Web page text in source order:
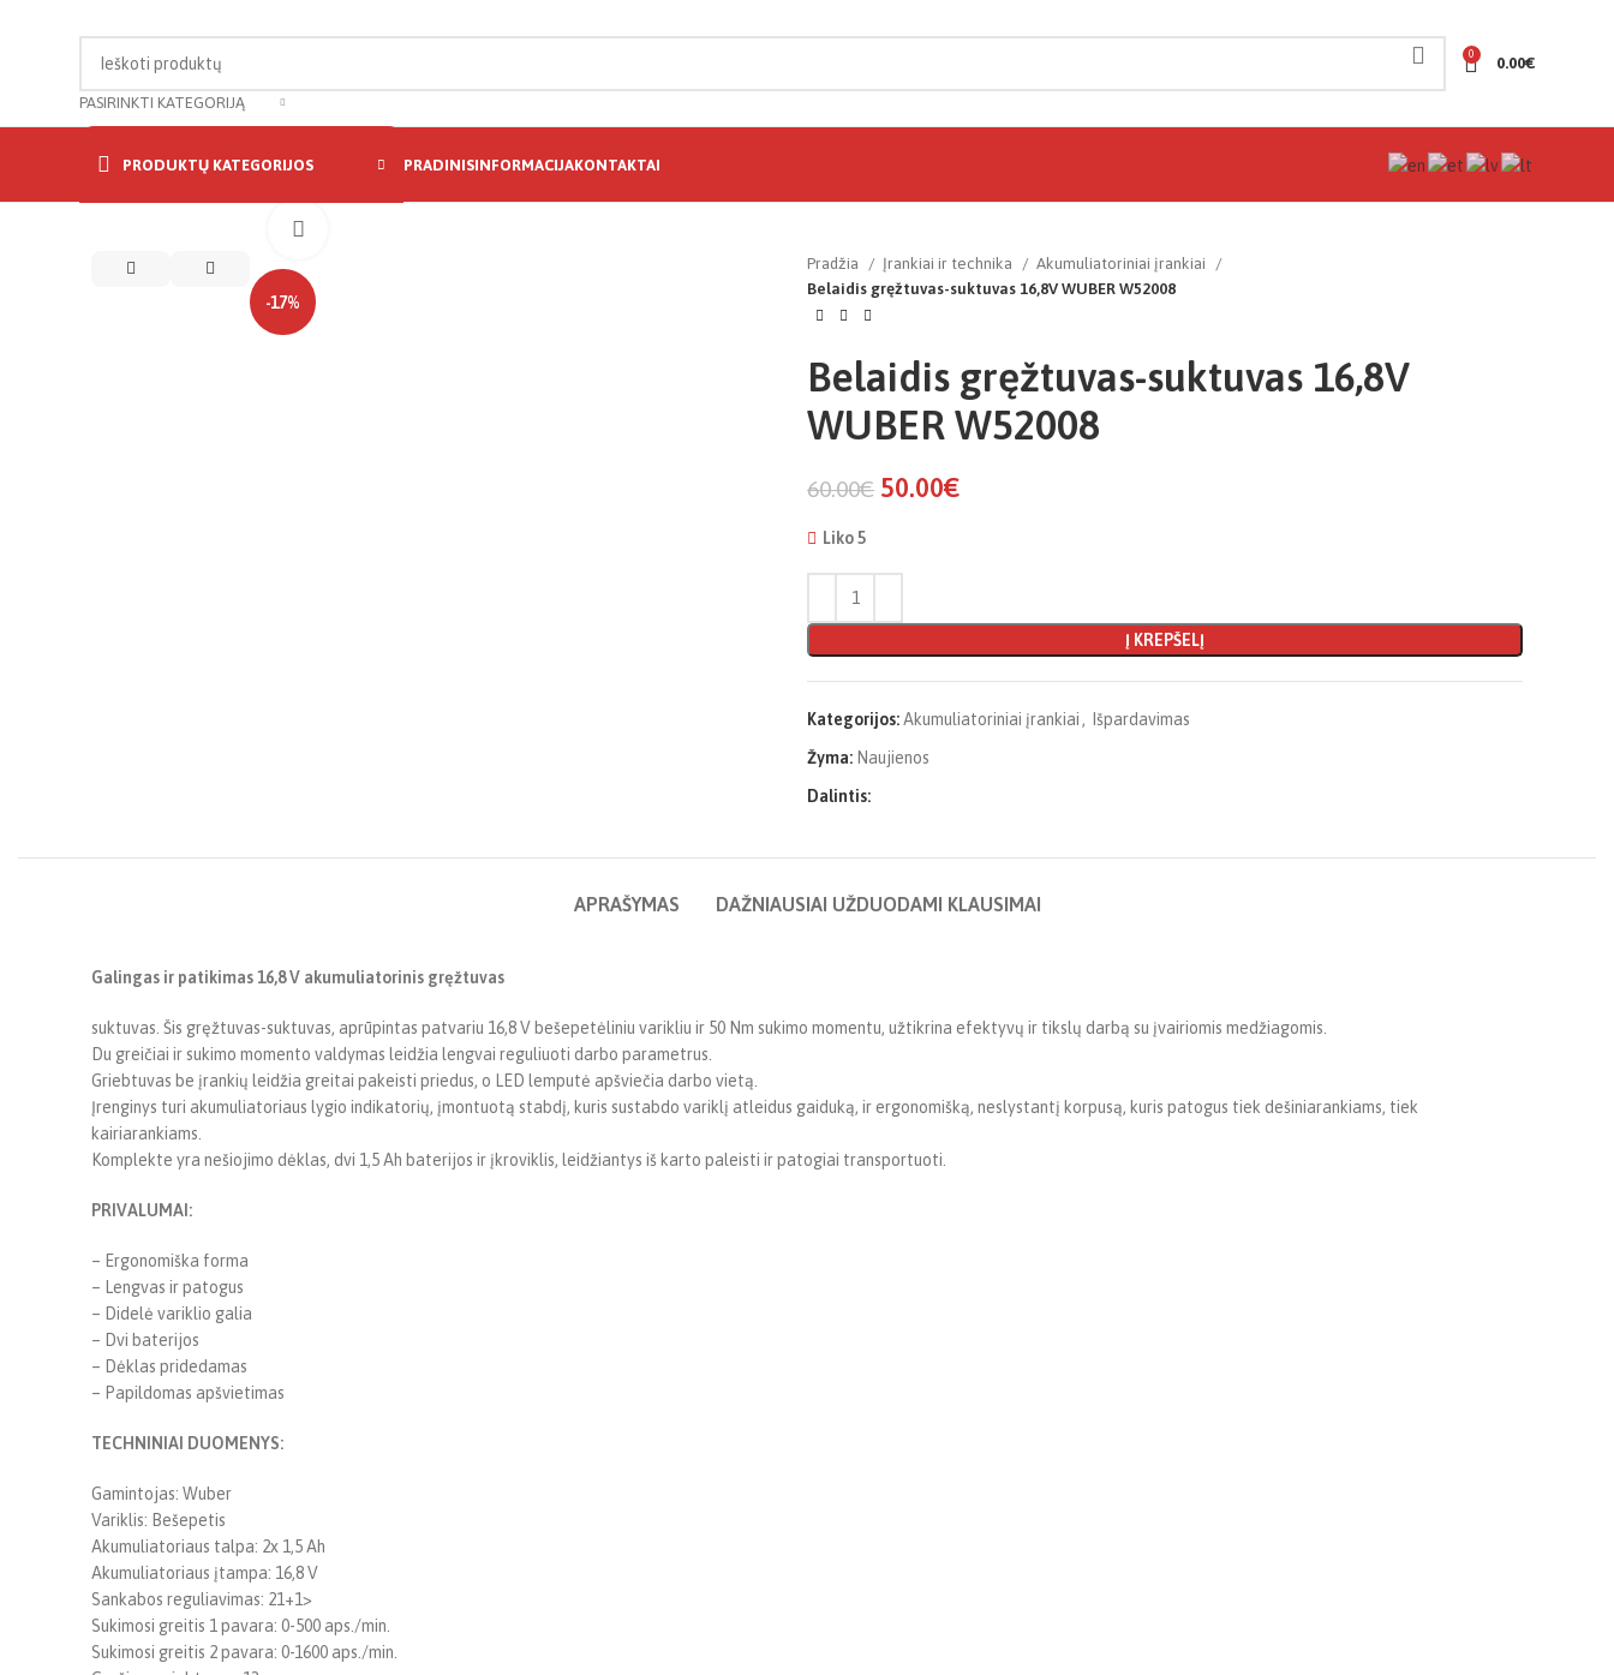
PASIRINKTI KATEGORIJĄ
0
0.00€
PRODUKTŲ KATEGORIJOS PRADINISINFORMACIJAKONTAKTAI
-17%
Pradžia
Įrankiai ir technika
Akumuliatoriniai įrankiai
Belaidis gręžtuvas-suktuvas 16,8V WUBER W52008
Belaidis gręžtuvas-suktuvas 16,8V
WUBER W52008
60.00€ 50.00€
Liko 5
Į KREPŠELĮ
Kategorijos:Akumuliatoriniai įrankiai , Išpardavimas
Žyma: Naujienos
Dalintis:
APRAŠYMAS DAŽNIAUSIAI UŽDUODAMI KLAUSIMAI
Galingas ir patikimas 16,8 V akumuliatorinis gręžtuvas
suktuvas. Šis gręžtuvas-suktuvas, aprūpintas patvariu 16,8 V bešepetėliniu varikliu ir 50 Nm sukimo momentu, užtikrina efektyvų ir tikslų darbą su įvairiomis medžiagomis.
Du greičiai ir sukimo momento valdymas leidžia lengvai reguliuoti darbo parametrus.
Griebtuvas be įrankių leidžia greitai pakeisti priedus, o LED lemputė apšviečia darbo vietą.
Įrenginys turi akumuliatoriaus lygio indikatorių, įmontuotą stabdį, kuris sustabdo variklį atleidus gaiduką, ir ergonomišką, neslystantį korpusą, kuris patogus tiek dešiniarankiams, tiek
kairiarankiams.
Komplekte yra nešiojimo dėklas, dvi 1,5 Ah baterijos ir įkroviklis, leidžiantys iš karto paleisti ir patogiai transportuoti.
PRIVALUMAI:
– Ergonomiška forma
– Lengvas ir patogus
– Didelė variklio galia
– Dvi baterijos
– Dėklas pridedamas
– Papildomas apšvietimas
TECHNINIAI DUOMENYS:
Gamintojas: Wuber
Variklis: Bešepetis
Akumuliatoriaus talpa: 2x 1,5 Ah
Akumuliatoriaus įtampa: 16,8 V
Sankabos reguliavimas: 21+1>
Sukimosi greitis 1 pavara: 0-500 aps./min.
Sukimosi greitis 2 pavara: 0-1600 aps./min.